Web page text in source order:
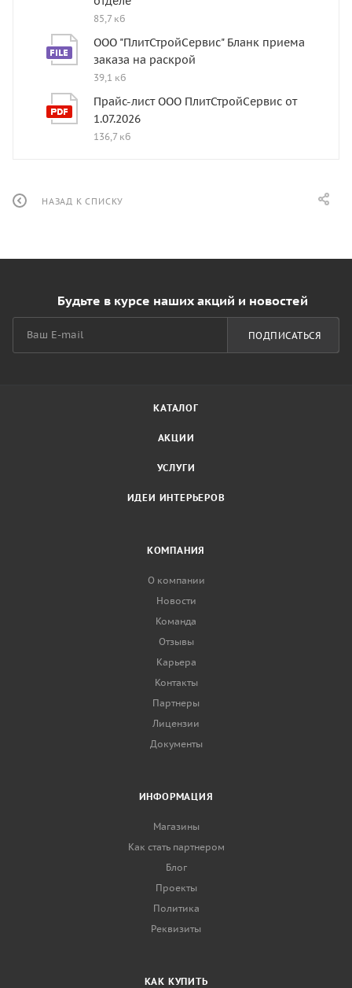
85,7 кб
ООО "ПлитСтройСервис" Бланк приема
заказа на раскрой
39,1 кб
Прайс-лист ООО ПлитСтройСервис от
1.07.2026
136,7 кб
НАЗАД К СПИСКУ
Будьте в курсе наших акций и новостей
ПОДПИСАТЬСЯ
КАТАЛОГ
АКЦИИ
УСЛУГИ
ИДЕИ ИНТЕРЬЕРОВ
КОМПАНИЯ
О компании
Новости
Команда
Отзывы
Карьера
Контакты
Партнеры
Лицензии
Документы
ИНФОРМАЦИЯ
Магазины
Как стать партнером
Блог
Проекты
Политика
Реквизиты
КАК КУПИТЬ